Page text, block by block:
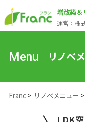
増改築＆
運営：株
Menu リノベ
Franc リノベメニュー
LDK